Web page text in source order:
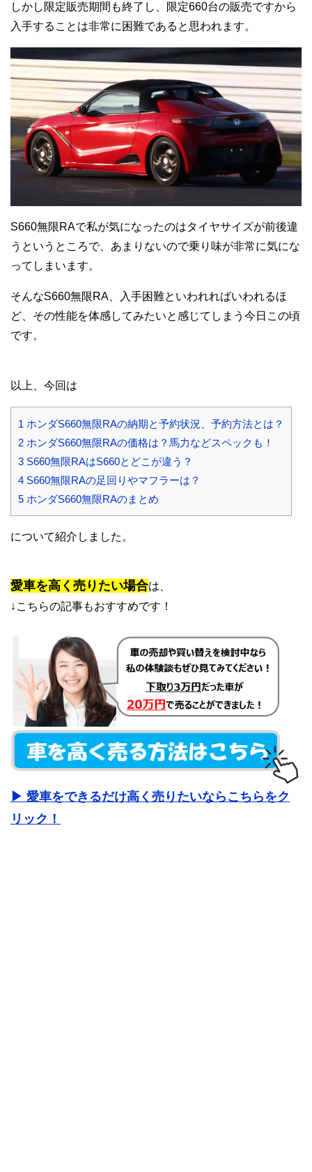
しかし限定販売期間も終了し、限定660台の販売ですから
入手することは非常に困難であると思われます。
S660無限RAで私が気になったのはタイヤサイズが前後違
うというところで、あまりないので乗り味が非常に気にな
ってしまいます。
そんなS660無限RA、入手困難といわれればいわれるほ
ど、その性能を体感してみたいと感じてしまう今日この頃
です。
以上、今回は
1 ホンダS660無限RAの納期と予約状況、予約方法とは？
2 ホンダS660無限RAの価格は？馬力などスペックも！
3 S660無限RAはS660とどこが違う？
4 S660無限RAの足回りやマフラーは？
5 ホンダS660無限RAのまとめ
について紹介しました。
愛車を高く売りたい場合は、
↓こちらの記事もおすすめです！
▶ 愛車をできるだけ高く売りたいならこちらをク
リック！